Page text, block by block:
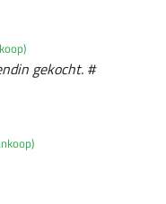
gekocht. #